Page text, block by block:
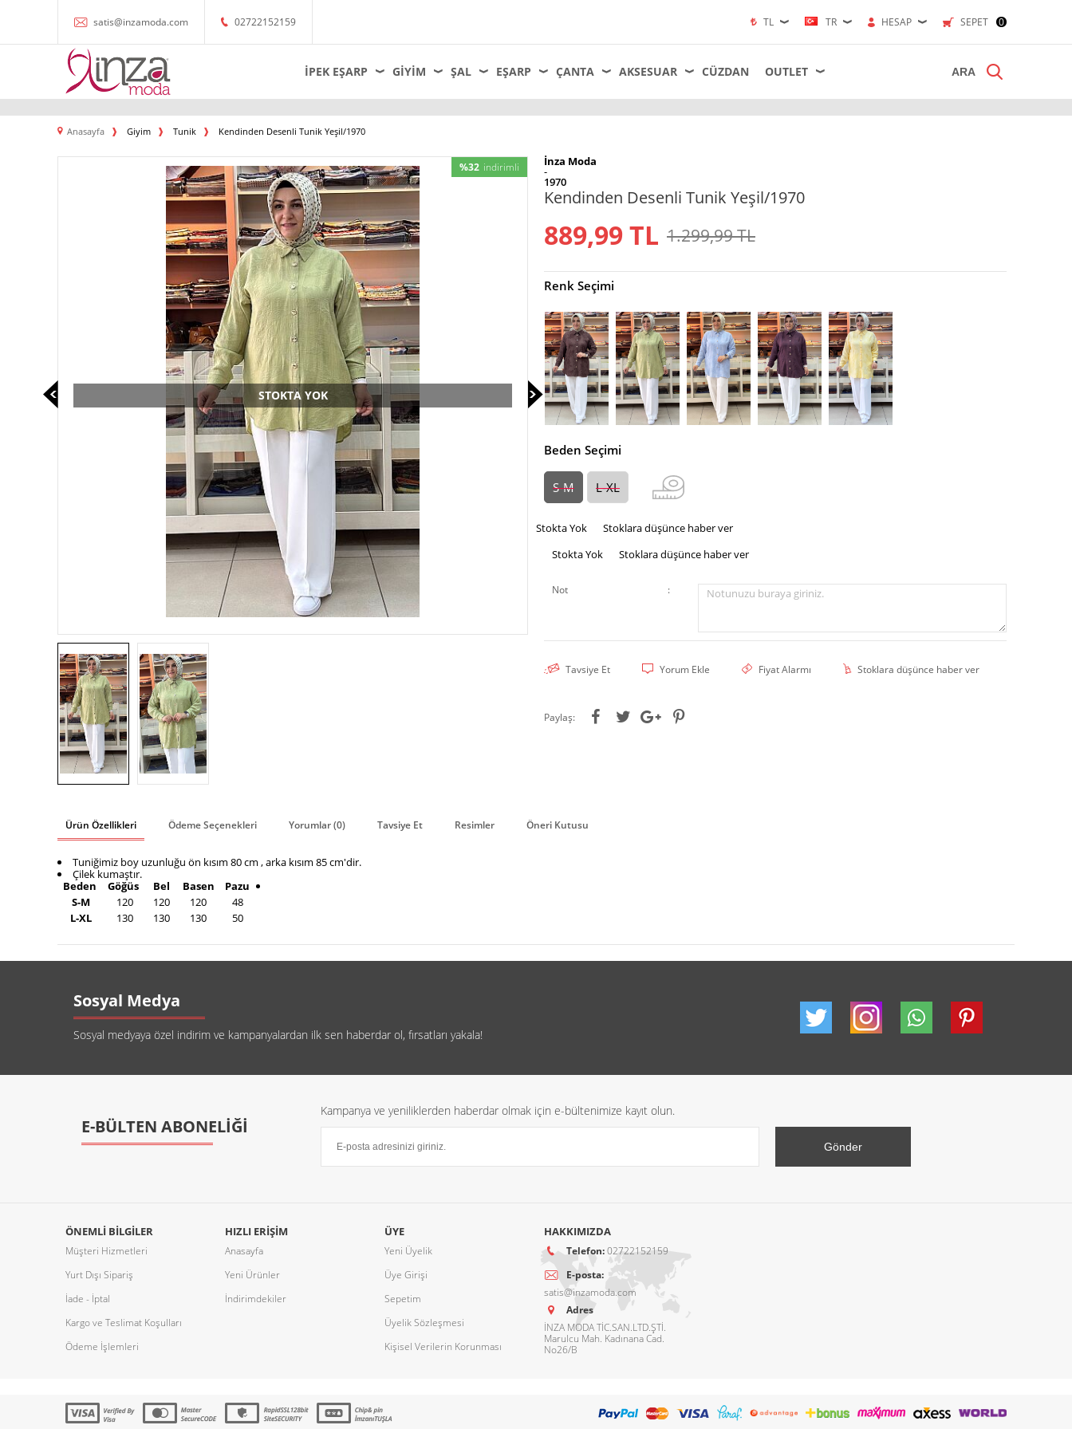
satis@inzamoda.com 02722152159 SEPET 0
HESAP
TR
TL
İPEK EŞARP GIYIM ŞAL EŞARP ÇANTA AKSESUAR CÜZDAN OUTLET
Anasayfa Giyim Tunik Kendinden Desenli Tunik Yeşil/1970
%32 indirimli
STOKTA YOK
İnza Moda
-
1970
Kendinden Desenli Tunik Yeşil/1970
889,99TL 1.299,99TL
Renk Seçimi
Beden Seçimi
S-M L-XL
Stokta Yok
Stoklara düşünce haber ver
Stokta Yok
Stoklara düşünce haber ver
Not : Notunuzu buraya giriniz.
Tavsiye Et Yorum Ekle Fiyat Alarmı Stoklara düşünce haber ver
Paylaş:
Ürün Özellikleri Ödeme Seçenekleri Yorumlar (0) Tavsiye Et Resimler Öneri Kutusu
Tuniğimiz boy uzunluğu ön kısım 80 cm , arka kısım 85 cm'dir.
Çilek kumaştır.
Beden
Göğüs Bel Basen
Pazu
S-M
120 120 120
48
L-XL
130 130 130 50
Sosyal Medya
Sosyal medyaya özel indirim ve kampanyalardan ilk sen haberdar ol, fırsatları yakala!
E-BÜLTEN ABONELİĞİ
Kampanya ve yeniliklerden haberdar olmak için e-bültenimize kayıt olun.
ÖNEMLI BILGILER
Müşteri Hizmetleri
Yurt Dışı Sipariş
İade - İptal
Kargo ve Teslimat Koşulları
Ödeme İşlemleri
HIZLI ERIŞIM
Anasayfa
Yeni Ürünler
İndirimdekiler
ÜYE
Yeni Üyelik
Üye Girişi
Sepetim
Üyelik Sözleşmesi
Kişisel Verilerin Korunması
HAKKIMIZDA
Telefon:02722152159
E-posta:
satis@inzamoda.com
Adres
İNZA MODA TİC.SAN.LTD.ŞTİ.
Marulcu Mah. Kadınana Cad.
No26/B